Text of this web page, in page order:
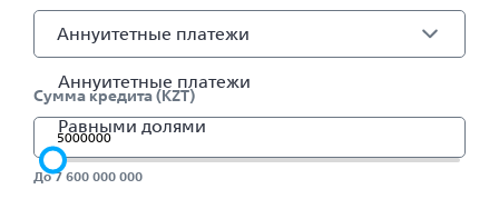
Аннуитетные платежи
Аннуитетные платежи
Равными долями
Сумма кредита (KZT)
До 7 600 000 000